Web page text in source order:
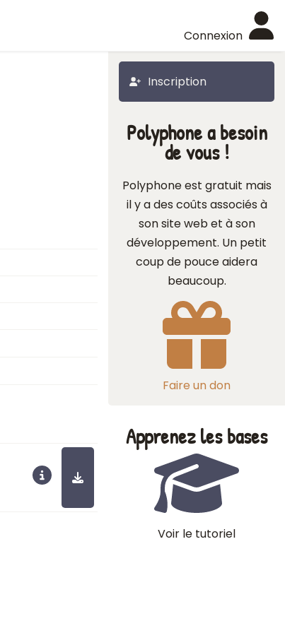
Connexion
Inscription
Polyphone a besoin
de vous !
Polyphone est gratuit mais
il y a des coûts associés à
son site web et à son
développement. Un petit
coup de pouce aidera
beaucoup.
Faire un don
Apprenez les bases
Voir le tutoriel